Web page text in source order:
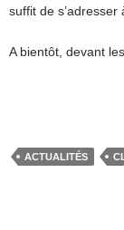
suffit de s’adresser
A bientôt, devant
ACTUALITÉS